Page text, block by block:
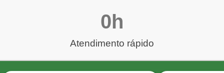
Atendimento rápido
0h